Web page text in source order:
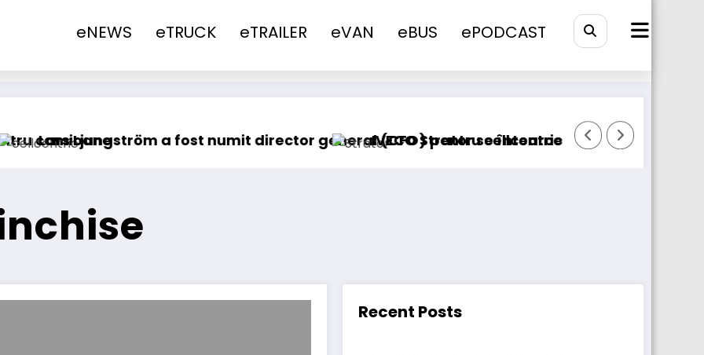
eNEWS eTRUCK eTRAILER eVAN eBUS ePODCAST
drumuri inchise
a fost numit director general (CFO) pentru cellcentric
IVECO Strator se întoarce BursaTransport/
Recent Posts